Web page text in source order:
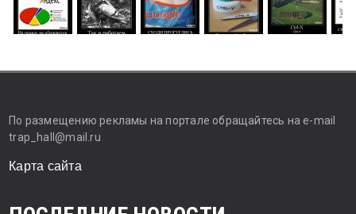
По размещению рекламы на портале обращайтесь на e-mail
trap_hall@mail.ru
Карта сайта